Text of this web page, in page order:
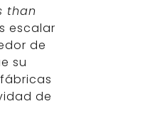
than
escalar
de
su
de